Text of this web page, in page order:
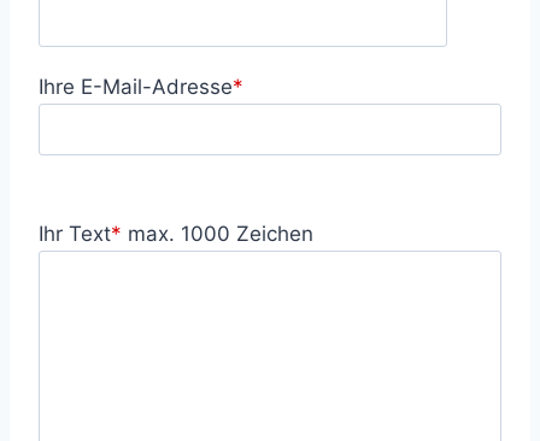
Ihre E-Mail-Adresse*
Ihr Text* max. 1000 Zeichen